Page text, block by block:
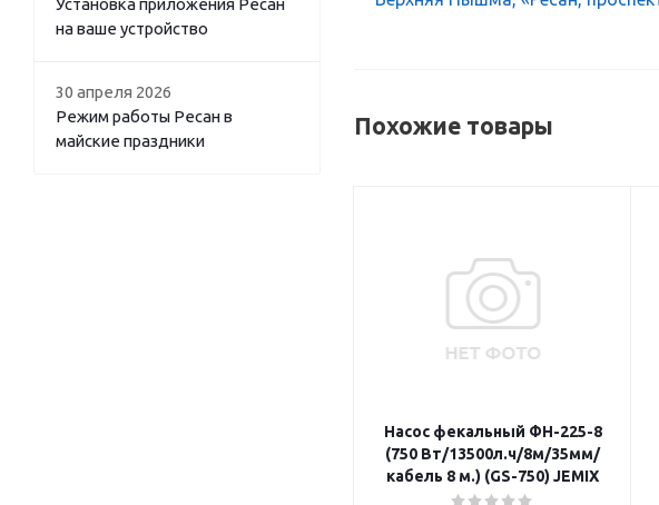
Похожие товары
Насос фекальный ФН-225-8
(750 Вт/13500л.ч/8м/35мм/
кабель 8 м.) (GS-750) JEMIX
Установка приложения Ресан
на ваше устройство
30 апреля 2026
Режим работы Ресан в
майские праздники